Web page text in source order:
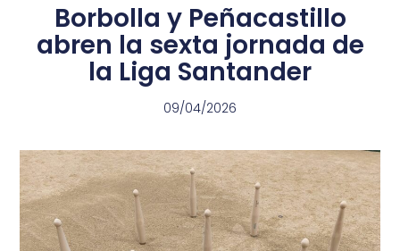
Borbolla y Peñacastillo
abren la sexta jornada de
la Liga Santander
09/04/2026